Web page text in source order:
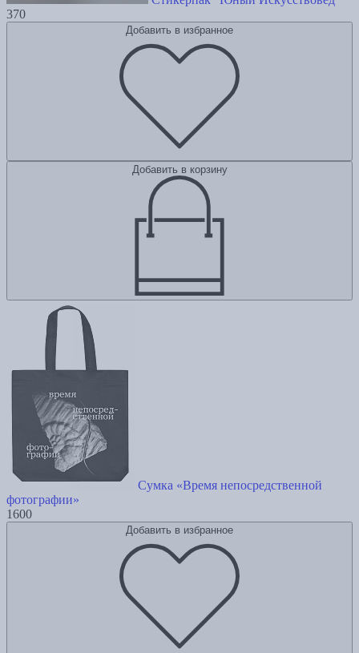
370
Добавить в избранное
Добавить в корзину
Сумка «Время непосредственной
фотографии»
1600
Добавить в избранное